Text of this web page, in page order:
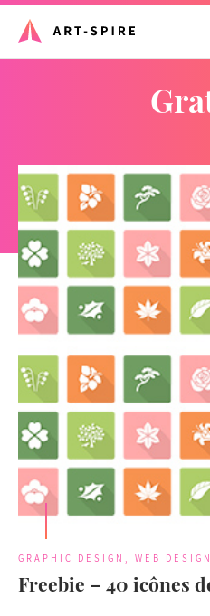
GRAPHIC DESIGN WEB DESIGN
Freebie – 40 icônes